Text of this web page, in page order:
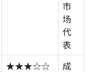
市
场
代
表
★★★☆☆
成